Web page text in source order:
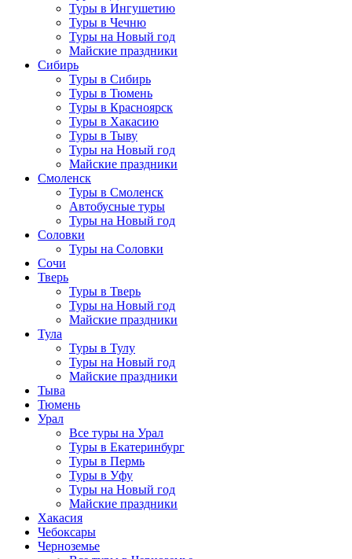
Туры в Ингушетию
Туры в Чечню
Туры на Новый год
Майские праздники
Сибирь
Туры в Сибирь
Туры в Тюмень
Туры в Красноярск
Туры в Хакасию
Туры в Тыву
Туры на Новый год
Майские праздники
Смоленск
Туры в Смоленск
Автобусные туры
Туры на Новый год
Соловки
Туры на Соловки
Сочи
Тверь
Туры в Тверь
Туры на Новый год
Майские праздники
Тула
Туры в Тулу
Туры на Новый год
Майские праздники
Тыва
Тюмень
Урал
Все туры на Урал
Туры в Екатеринбург
Туры в Пермь
Туры в Уфу
Туры на Новый год
Майские праздники
Хакасия
Чебоксары
Черноземье